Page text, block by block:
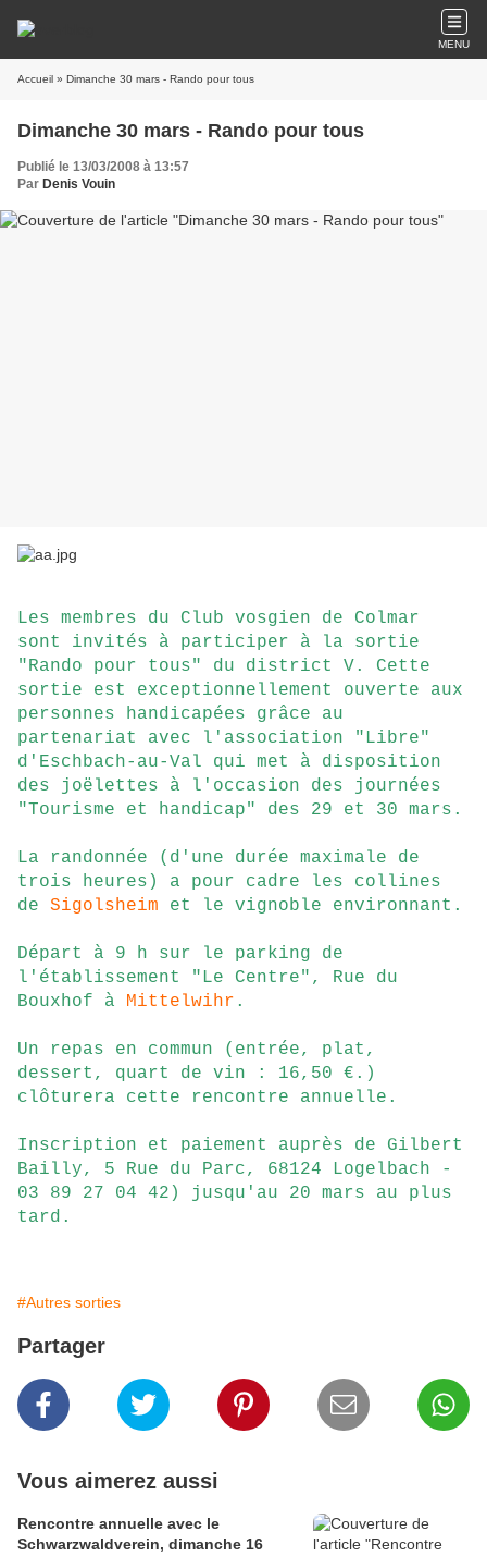
MENU
Accueil » Dimanche 30 mars - Rando pour tous
Dimanche 30 mars - Rando pour tous
Publié le 13/03/2008 à 13:57
Par Denis Vouin
Les membres du Club vosgien de Colmar
sont invités à participer à la sortie
"Rando pour tous" du district V. Cette
sortie est exceptionnellement ouverte aux
personnes handicapées grâce au
partenariat avec l'association "Libre"
d'Eschbach-au-Val qui met à disposition
des joëlettes à l'occasion des journées
"Tourisme et handicap" des 29 et 30 mars.
La randonnée (d'une durée maximale de
trois heures) a pour cadre les collines
de Sigolsheim et le vignoble environnant.
Départ à 9 h sur le parking de
l'établissement "Le Centre", Rue du
Bouxhof à Mittelwihr .
Un repas en commun (entrée, plat,
dessert, quart de vin : 16,50 €.)
clôturera cette rencontre annuelle.
Inscription et paiement auprès de Gilbert
Bailly, 5 Rue du Parc, 68124 Logelbach -
03 89 27 04 42) jusqu'au 20 mars au plus
tard.
#Autres sorties
Partager
Vous aimerez aussi
Rencontre annuelle avec le
Schwarzwaldverein, dimanche 16